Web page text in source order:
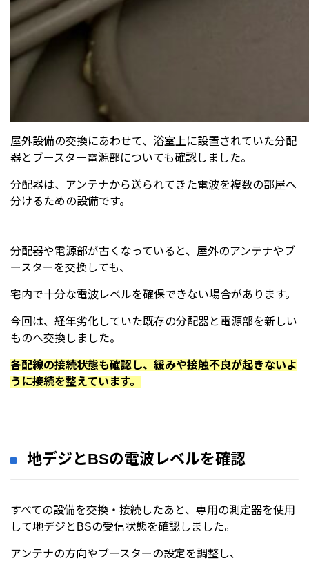
屋外設備の交換にあわせて、浴室上に設置されていた分配
器とブースター電源部についても確認しました。
分配器は、アンテナから送られてきた電波を複数の部屋へ
分けるための設備です。
分配器や電源部が古くなっていると、屋外のアンテナやブ
ースターを交換しても、
宅内で十分な電波レベルを確保できない場合があります。
今回は、経年劣化していた既存の分配器と電源部を新しい
ものへ交換しました。
各配線の接続状態も確認し、緩みや接触不良が起きないよ
うに接続を整えています。
地デジとBSの電波レベルを確認
すべての設備を交換・接続したあと、専用の測定器を使用
して地デジとBSの受信状態を確認しました。
アンテナの方向やブースターの設定を調整し、